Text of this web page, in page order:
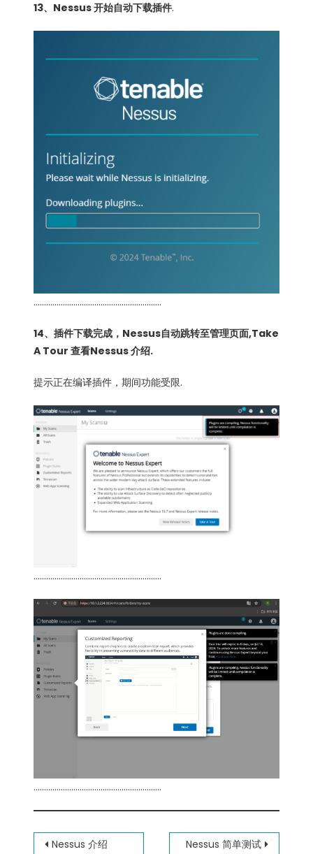
13、Nessus 开始自动下载插件.
…………………………………………………….
14、插件下载完成，Nessus自动跳转至管理页面,Take
A Tour 查看Nessus 介绍.
提示正在编译插件，期间功能受限.
…………………………………………………….
…………………………………………………….
文Nessus 介绍 Nessus 简单测试